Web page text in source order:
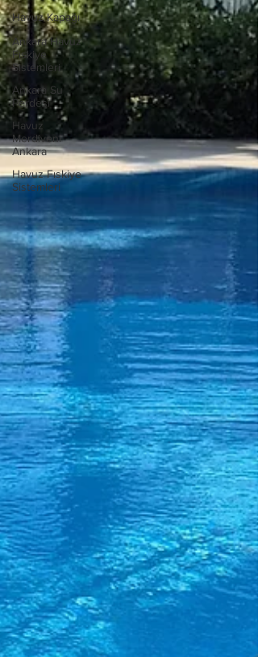
Havuz Kapağı
Ankara Havuz
Fıskiye
Sistemleri
Ankara Su
Perdesi
Havuz
Merdiveni
Ankara
Havuz Fıskiye
Sistemleri